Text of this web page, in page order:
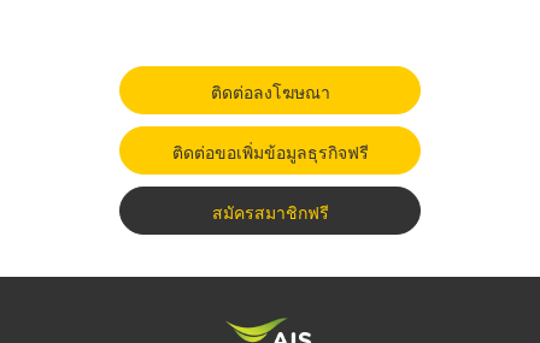
ติดต่อลงโฆษณา
ติดต่อขอเพิ่มข้อมูลธุรกิจฟรี
สมัครสมาชิกฟรี